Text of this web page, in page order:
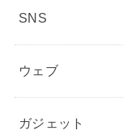
SNS
ウェブ
ガジェット